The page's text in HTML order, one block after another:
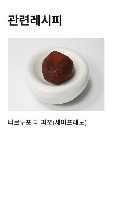
관련레시피
타르투포 디 피쪼(세미프레도)